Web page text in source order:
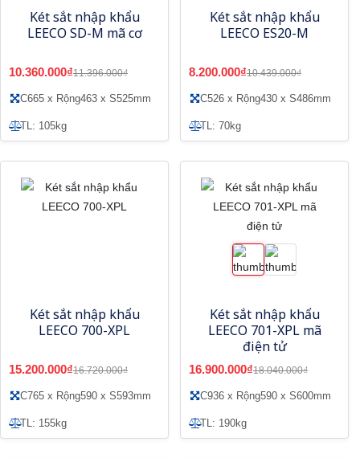
Két sắt nhập khẩu
LEECO SD-M mã cơ
10.360.000₫11.396.000₫
C665 x Rộng463 x S525mm
TL: 105kg
Két sắt nhập khẩu
LEECO ES20-M
8.200.000₫10.439.000₫
C526 x Rộng430 x S486mm
TL: 70kg
Két sắt nhập khẩu
LEECO 700-XPL
15.200.000₫16.720.000₫
C765 x Rộng590 x S593mm
TL: 155kg
Két sắt nhập khẩu
LEECO 701-XPL mã
điện tử
16.900.000₫18.040.000₫
C936 x Rộng590 x S600mm
TL: 190kg